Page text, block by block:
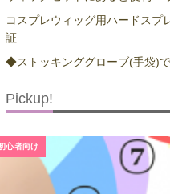
コスプレウィッグ用ハードスプ
証
◆ストッキンググローブ(手袋)
Pickup!
心者向け